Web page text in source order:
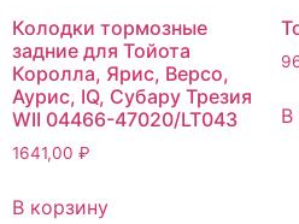
Колодки тормозные
задние для Тойота
Королла, Ярис, Версо,
Аурис, IQ, Субару Трезия
WII 04466-47020/LT043
1641,00 ₽
В корзину
В